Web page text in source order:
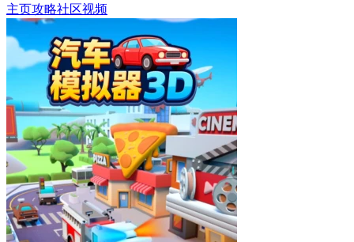
主页攻略社区视频